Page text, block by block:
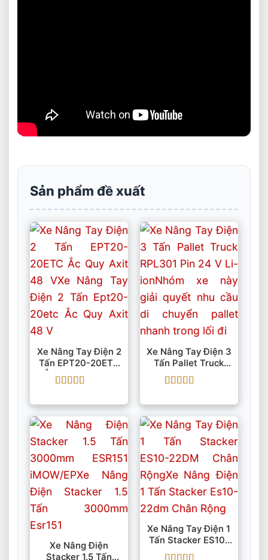
Sản phẩm đề xuất
Xe Nâng Tay Điện 2
Tấn EPT20-20ETC
Ắc Quy Axit 48 V
hạng55 sao
Xe Nâng Tay Điện 3
Tấn Pallet Truck
RPL301 Pin 24 V Li-
Ion
hạng55 sao
Xe Nâng Điện
Stacker 1.5 Tấn
Xe Nâng Tay Điện 1
Tấn Stacker ES10-
22DM Chân Rộng